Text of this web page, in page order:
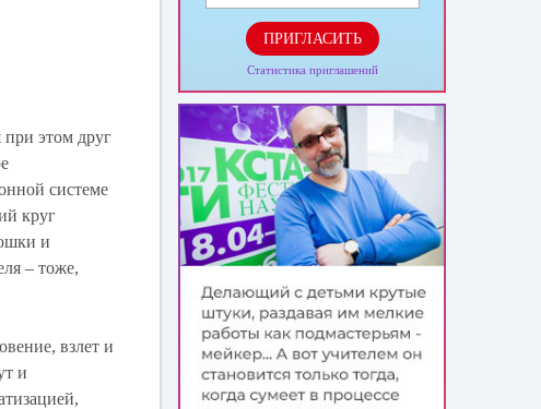
при этом друг
системе
круг
и
– тоже,
взлет и
и
ПРИГЛАСИТЬ
Статистика приглашений